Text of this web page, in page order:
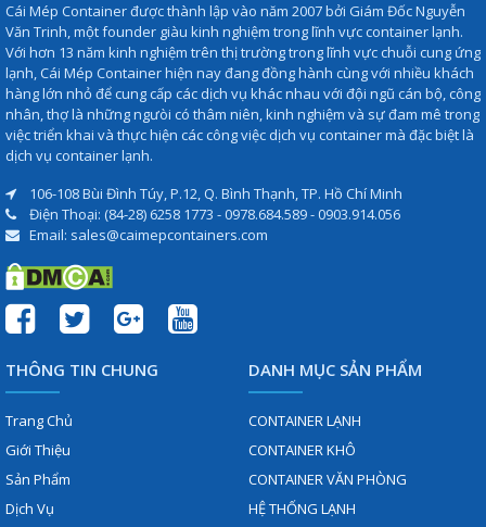
Cái Mép Container được thành lập vào năm 2007 bởi Giám Đốc Nguyễn
Văn Trinh, một founder giàu kinh nghiệm trong lĩnh vực container lạnh.
Với hơn 13 năm kinh nghiệm trên thị trường trong lĩnh vực chuỗi cung ứng
lạnh, Cái Mép Container hiện nay đang đồng hành cùng với nhiều khách
hàng lớn nhỏ để cung cấp các dịch vụ khác nhau với đội ngũ cán bộ, công
nhân, thợ là những ngưòi có thâm niên, kinh nghiệm và sự đam mê trong
việc triển khai và thực hiện các công việc dịch vụ container mà đặc biệt là
dịch vụ container lạnh.
106-108 Bùi Đình Túy, P.12, Q. Bình Thạnh, TP. Hồ Chí Minh
Điện Thoại: (84-28) 6258 1773 - 0978.684.589 - 0903.914.056
Email: sales@caimepcontainers.com
THÔNG TIN CHUNG
Trang Chủ
Giới Thiệu
Sản Phẩm
Dịch Vụ
DANH MỤC SẢN PHẨM
CONTAINER LẠNH
CONTAINER KHÔ
CONTAINER VĂN PHÒNG
HỆ THỐNG LẠNH